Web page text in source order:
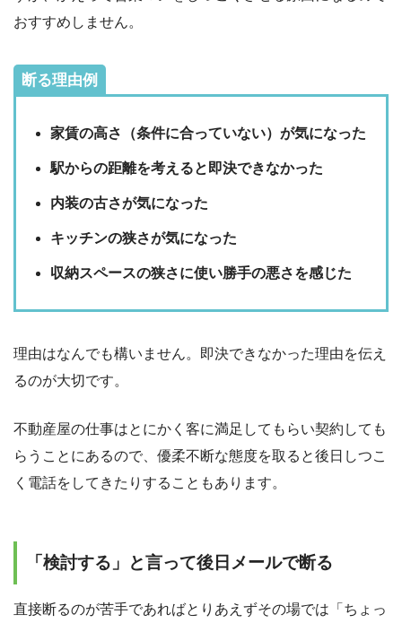
おすすめしません。
断る理由例
家賃の高さ（条件に合っていない）が気になった
駅からの距離を考えると即決できなかった
内装の古さが気になった
キッチンの狭さが気になった
収納スペースの狭さに使い勝手の悪さを感じた
理由はなんでも構いません。即決できなかった理由を伝え
るのが大切です。
不動産屋の仕事はとにかく客に満足してもらい契約しても
らうことにあるので、優柔不断な態度を取ると後日しつこ
く電話をしてきたりすることもあります。
「検討する」と言って後日メールで断る
直接断るのが苦手であればとりあえずその場では「ちょっ